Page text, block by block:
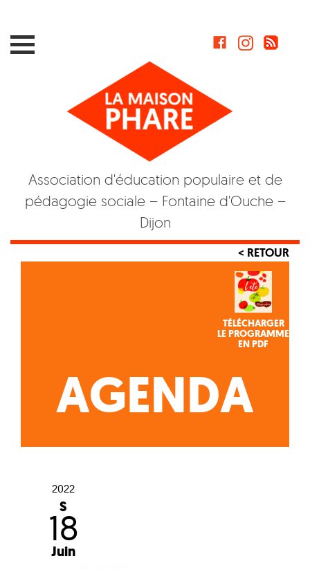
Association d'éducation populaire et de
pédagogie sociale – Fontaine d'Ouche –
Dijon
< RETOUR
TÉLÉCHARGER
LE PROGRAMME
EN PDF
AGENDA
2022
S
18
Juin